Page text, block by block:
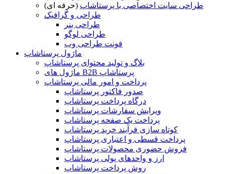
طراحی سایت اختصاصی با پرستاشاپ (حرفه ای)
طراحی و گرافیک
طراحی بنر
طراحی لوگو
فونت طراحی وب
ماژول پرستاشاپ
بلاگ و تولید محتوای پرستاشاپ
ماژول های B2B پرستاشاپ
پرداخت و امور مالی پرستاشاپ
صدور فاکتور پرستاشاپ
درگاه پرداخت پرستاشاپ
ویرایش سفارشات پرستاشاپ
پرداخت یک صفحه پرستاشاپ
کوتاه سازی فرآیند خرید پرستاشاپ
پرداخت قسطی و اعتباری پرستاشاپ
فروش حضوری محصولات پرستاشاپ
ارز و واحدهای پولی پرستاشاپ
روش پرداخت پرستاشاپ